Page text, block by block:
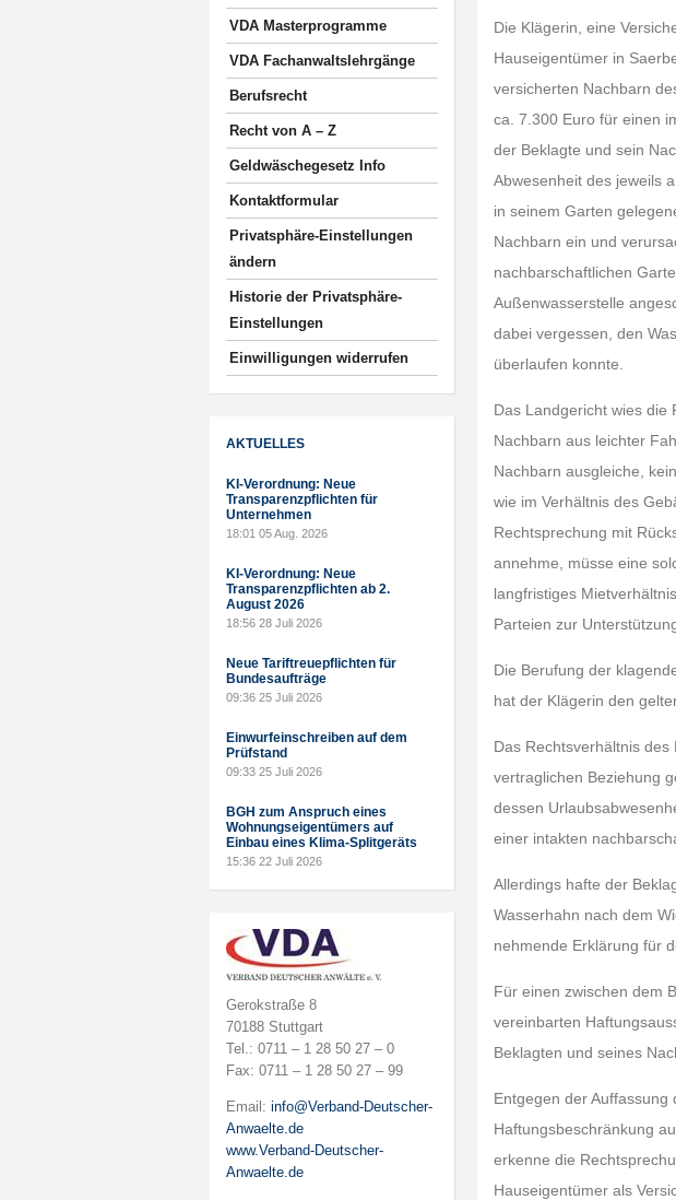
VDA Masterprogramme
VDA Fachanwaltslehrgänge
Berufsrecht
Recht von A – Z
Geldwäschegesetz Info
Kontaktformular
Privatsphäre-Einstellungen
ändern
Historie der Privatsphäre-
Einstellungen
Einwilligungen widerrufen
AKTUELLES
KI-Verordnung: Neue
Transparenzpflichten für
Unternehmen
18:01 05 Aug. 2026
KI-Verordnung: Neue
Transparenzpflichten ab 2.
August 2026
18:56 28 Juli 2026
Neue Tariftreuepflichten für
Bundesaufträge
09:36 25 Juli 2026
Einwurfeinschreiben auf dem
Prüfstand
09:33 25 Juli 2026
BGH zum Anspruch eines
Wohnungseigentümers auf
Einbau eines Klima-Splitgeräts
15:36 22 Juli 2026
Gerokstraße 8
70188 Stuttgart
Tel.: 0711 – 1 28 50 27 – 0
Fax: 0711 – 1 28 50 27 – 99
Email: info@Verband-Deutscher-
Anwaelte.de
www.Verband-Deutscher-
Anwaelte.de
Die Klägerin, eine
Hauseigentümer in
versicherten Nachbarn
ca. 7.300 Euro für einen
der Beklagte und sein
Abwesenheit des jeweils
in seinem Garten
Nachbarn ein und
nachbarschaftlichen
Außenwasserstelle
dabei vergessen, den
überlaufen konnte.
Das Landgericht wies die
Nachbarn aus leichter
Nachbarn ausgleiche,
wie im Verhältnis des
Rechtsprechung mit
annehme, müsse eine
langfristiges
Parteien zur
Die Berufung der
hat der Klägerin den
Das Rechtsverhältnis
vertraglichen Beziehung
dessen
einer intakten
Allerdings hafte der
Wasserhahn nach dem
nehmende Erklärung für
Für einen zwischen dem
vereinbarten
Beklagten und seines
Entgegen der
Haftungsbeschränkung
erkenne die
Hauseigentümer als